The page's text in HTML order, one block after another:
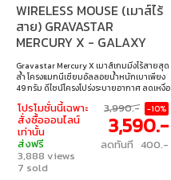
WIRELESS MOUSE (เมาส์ไร้
สาย) GRAVASTAR
MERCURY X - GALAXY
BLACK
Gravastar Mercury X เมาส์เกมมิ่งไร้สายสุด
ล้ำ โครงแมกนีเซียมอัลลอยน้ำหนักเบาเพียง
49 กรัม ดีไซน์โครงโปร่งระบายอากาศ ลดเหงื่อ
และความร้อน จับถนัดมือ รองรับ Tri-mode
เชื่อมต่อได้ทั้งสาย, Bluetooth 5.1 และ 2.4GHz
พร้อมเซนเซอร์ PAW 3950 ความละเอียด
32,000 DPI ปรับปุ่มได้ 5 ปุ่ม ไฟ RGB และ
แบตฯ ใช้ได้นาน 110 ชม. • ความละเอียด :
32,000 DPI • การเชื่อมต่อ : Bluetooth 5.1 / ไร้
สาย 2.4GHz / USB-C • เซนเซอร์ : PAW 3950
โปรโมชั่นนี้เฉพาะ
สั่งซื้อออนไลน์
เท่านั้น
ส่งฟรี
3,888 views
7 sold
3,990.- -10%
3,590.-
ลดทันที 400.-